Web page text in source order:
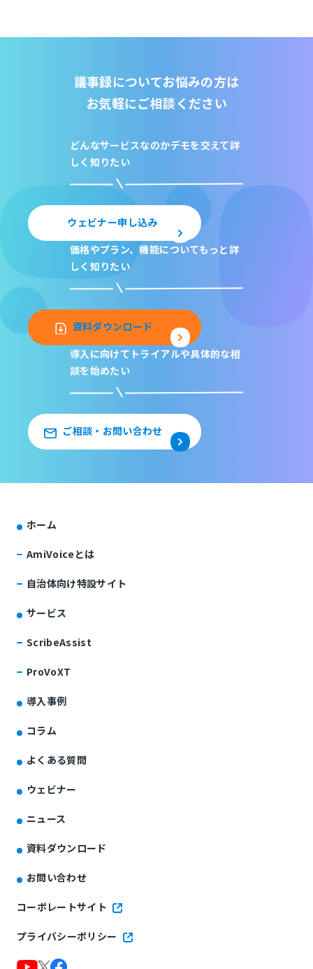
議事録についてお悩みの方は
お気軽にご相談ください
どんなサービスなのかデモを交えて詳
しく知りたい
ウェビナー申し込み
価格やプラン、機能についてもっと詳
しく知りたい
資料ダウンロード
導入に向けてトライアルや具体的な相
談を始めたい
ご相談・お問い合わせ
ホーム
AmiVoiceとは
自治体向け特設サイト
サービス
ScribeAssist
ProVoXT
導入事例
コラム
よくある質問
ウェビナー
ニュース
資料ダウンロード
お問い合わせ
コーポレートサイト
プライバシーポリシー